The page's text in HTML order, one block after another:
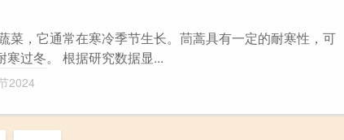
菜，它通常在寒冷季节生长。茼蒿具有一定的耐寒性，可
过冬。 根据研究数据显...
2024